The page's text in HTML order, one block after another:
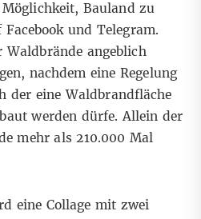
Bauland zu
FacebookundTelegram.
Waldbrände angeblich
nachdem eine Regelung
der eine Waldbrandfläche
werden dürfe. Allein der
mehr als 210.000 Mal
eine Collage mit zwei